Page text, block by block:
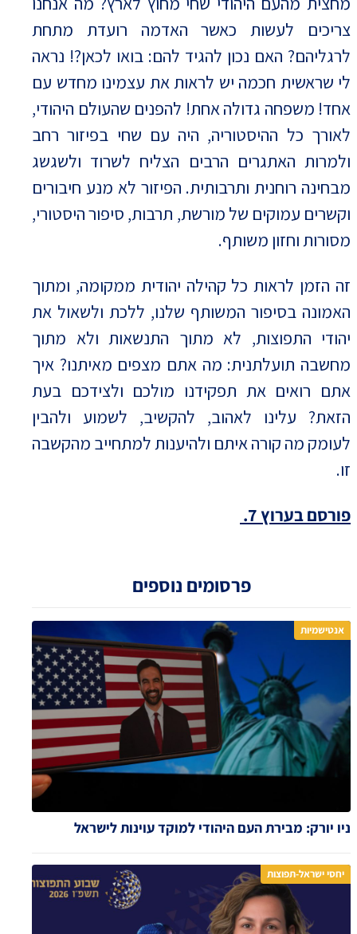
פרסומים נוספים
אנטישמיות
ניו יורק: מבירת העם היהודי למוקד עוינות לישראל
יחסי ישראל-תפוצות
צריכים לעשות כאשר האדמה רועדת מתחת
לרגליהם? האם נכון להגיד להם: בואו לכאן?! נראה
לי שראשית חכמה יש לראות את עצמינו מחדש עם
אחד! משפחה גדולה אחת! להפנים שהעולם היהודי,
לאורך כל ההיסטוריה, היה עם שחי בפיזור רחב
ולמרות האתגרים הרבים הצליח לשרוד ולשגשג
מבחינה רוחנית ותרבותית. הפיזור לא מנע חיבורים
וקשרים עמוקים של מורשת, תרבות, סיפור היסטורי,
מסורות וחזון משותף.
זה הזמן לראות כל קהילה יהודית ממקומה, ומתוך
האמונה בסיפור המשותף שלנו, ללכת ולשאול את
יהודי התפוצות, לא מתוך התנשאות ולא מתוך
מחשבה תועלתנית: מה אתם מצפים מאיתנו? איך
אתם רואים את תפקידנו מולכם ולצידכם בעת
הזאת? עלינו לאהוב, להקשיב, לשמוע ולהבין
לעומק מה קורה איתם ולהיענות למתחייב מהקשבה
זו.
פורסם בערוץ 7.